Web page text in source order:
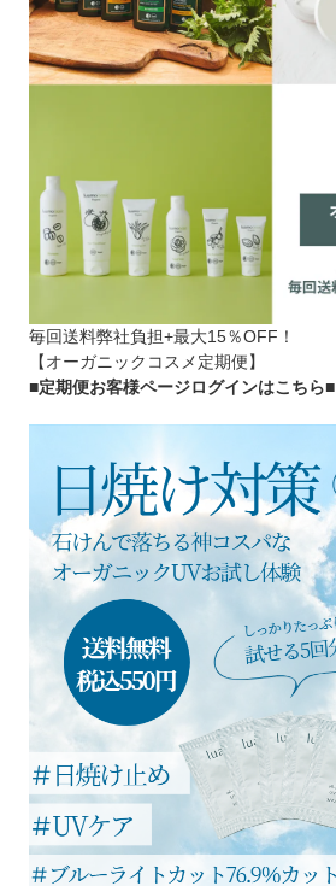
毎回送料弊社負担+最大15％OFF！
【オーガニックコスメ定期便】
■定期便お客様ページログインはこちら■